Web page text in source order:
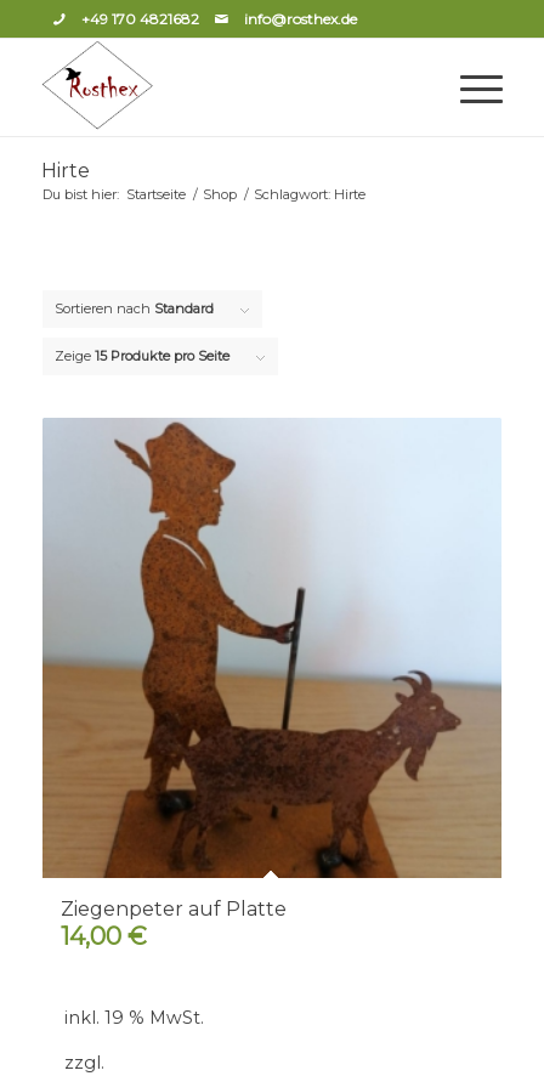
+49 170 4821682 info@rosthex.de
Hirte
Du bist hier: Startseite / Shop / Schlagwort: Hirte
Sortieren nach Standard
Zeige 15 Produkte pro Seite
Ziegenpeter auf Platte
14,00 €
inkl. 19 % MwSt.
zzgl.